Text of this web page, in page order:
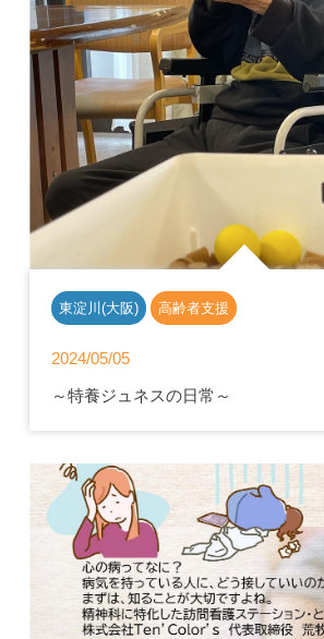
東淀川(大阪) 高齢者支援
2024/05/05
～特養ジュネスの日常～